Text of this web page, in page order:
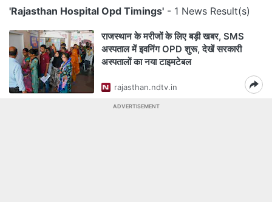
'Rajasthan Hospital Opd Timings' - 1 News Result(s)
राजस्थान के मरीजों के लिए बड़ी खबर, SMS
अस्पताल में इवनिंग OPD शुरू, देखें सरकारी
अस्पतालों का नया टाइमटेबल
rajasthan.ndtv.in
ADVERTISEMENT